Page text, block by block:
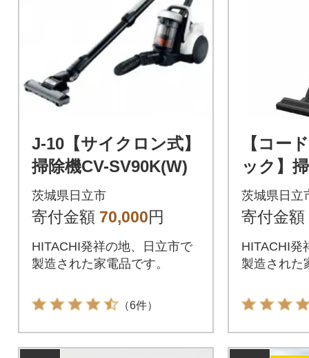
J-10【サイクロン式】
掃除機CV-SV90K(W)
茨城県日立市
寄付金額 70,000円
HITACHI発祥の地、日立市で
製造された家電品です。
（6件）
【コー
ック】
C4(W)
茨城県日立
寄付金額
HITACHI発
製造された